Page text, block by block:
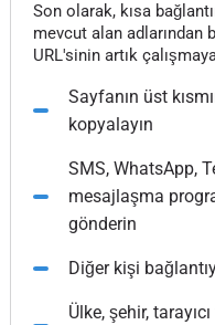
Son olarak, kısa
mevcut alan
URL'sinin artık
Sayfanın üst
kopyalayın
SMS, WhatsApp,
mesajlaşma
gönderin
Diğer kişi
Ülke, şehir,